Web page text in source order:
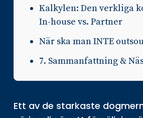
Kalkylen: Den verkliga
In-house vs. Partner
När ska man INTE
7. Sammanfattning &
Ett av de starkaste